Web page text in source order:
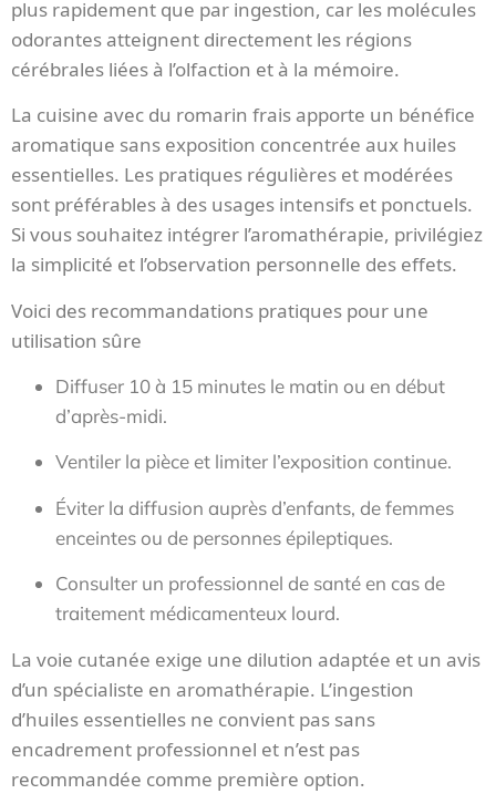
plus rapidement que par ingestion, car les molécules
odorantes atteignent directement les régions
cérébrales liées à l’olfaction et à la mémoire.
La cuisine avec du romarin frais apporte un bénéfice
aromatique sans exposition concentrée aux huiles
essentielles. Les pratiques régulières et modérées
sont préférables à des usages intensifs et ponctuels.
Si vous souhaitez intégrer l’aromathérapie, privilégiez
la simplicité et l’observation personnelle des effets.
Voici des recommandations pratiques pour une
utilisation sûre
Diffuser 10 à 15 minutes le matin ou en début
d’après-midi.
Ventiler la pièce et limiter l’exposition continue.
Éviter la diffusion auprès d’enfants, de femmes
enceintes ou de personnes épileptiques.
Consulter un professionnel de santé en cas de
traitement médicamenteux lourd.
La voie cutanée exige une dilution adaptée et un avis
d’un spécialiste en aromathérapie. L’ingestion
d’huiles essentielles ne convient pas sans
encadrement professionnel et n’est pas
recommandée comme première option.